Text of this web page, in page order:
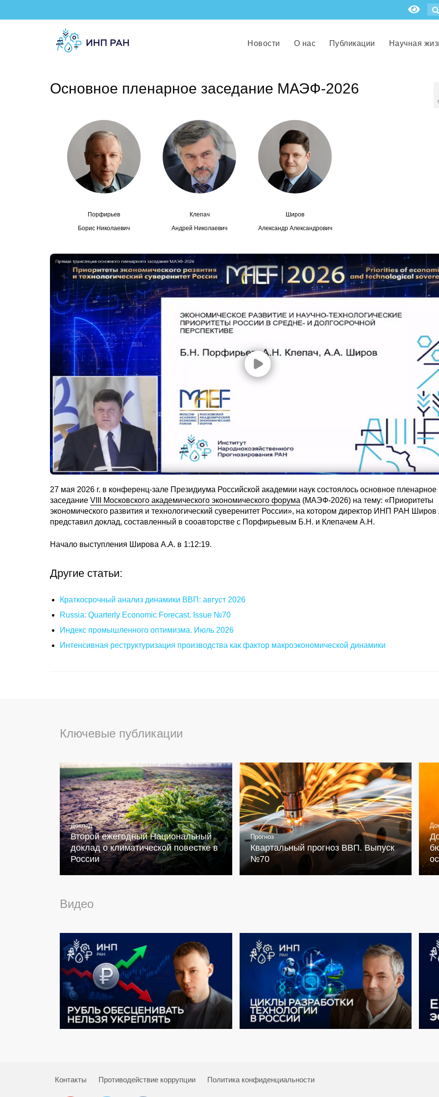
Новости О нас Публикации Научная
Основное пленарное заседание МАЭФ-2026
Порфирьев
Борис Николаевич
Клепач
Андрей Николаевич
Широв
Александр Александрович
27 мая 2026 г. в конференц-зале Президиума Российской академии наук состоялось основное пленарное
заседание VIII Московского академического экономического форума (МАЭФ-2026) на тему: «Приоритеты
экономического развития и технологический суверенитет России», на котором директор ИНП РАН
представил доклад, составленный в сооавторстве с Порфирьевым Б.Н. и Клепачем А.Н.
Начало выступления Широва А.А. в 1:12:19.
Другие статьи:
Краткосрочный анализ динамики ВВП: август 2026
Russia: Quarterly Economic Forecast. Issue №70
Индекс промышленного оптимизма. Июль 2026
Интенсивная реструктуризация производства как фактор макроэкономической динамики
Ключевые публикации
Доклад
Второй ежегодный Национальный
доклад о климатической повестке в
России
Прогноз
Квартальный прогноз ВВП. Выпуск
№70
Видео
Контакты Противодействие коррупции Политика конфиденциальности